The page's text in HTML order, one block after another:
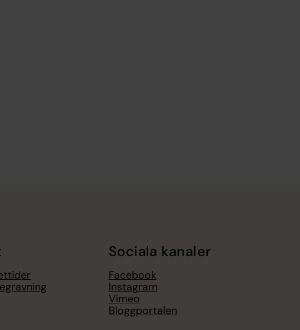
Sociala kanaler
Facebook
Instagram
Vimeo
Bloggportalen